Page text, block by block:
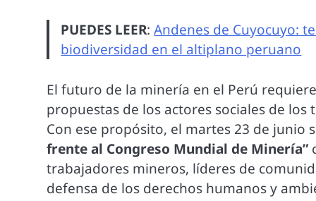
PUEDES LEER:Andenes de Cuyocuyo:
biodiversidad en el altiplano peruano
El futuro de la minería en el Perú
propuestas de los actores sociales de
Con ese propósito, el martes 23 de junio
frente al Congreso Mundial de Minería”
trabajadores mineros, líderes de
defensa de los derechos humanos y